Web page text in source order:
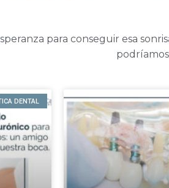
para conseguir esa
DENTAL